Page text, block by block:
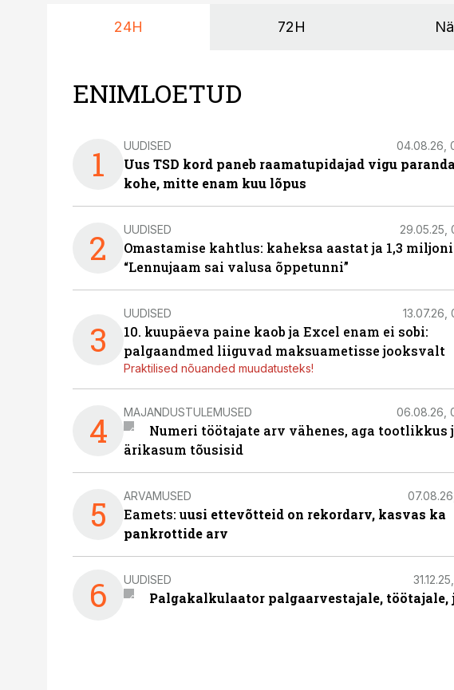
24H 72H
ENIMLOETUD
1 UUDISED 04.08.26,
Uus TSD kord paneb raamatupidajad vigu
kohe, mitte enam kuu lõpus
2 UUDISED 29.05.25,
Omastamise kahtlus: kaheksa aastat ja 1,3
“Lennujaam sai valusa õppetunni”
3
UUDISED 13.07.26,
10. kuupäeva paine kaob ja Excel enam ei sobi:
palgaandmed liiguvad maksuametisse jooksvalt
Praktilised nõuanded muudatusteks!
4 MAJANDUSTULEMUSED 06.08.26,
Numeri töötajate arv vähenes, aga tootlikkus
ärikasum tõusisid
5 ARVAMUSED 07.08.26,
Eamets: uusi ettevõtteid on rekordarv, kasvas ka
pankrottide arv
6 UUDISED
Palgakalkulaator palgaarvestajale, töötajale,